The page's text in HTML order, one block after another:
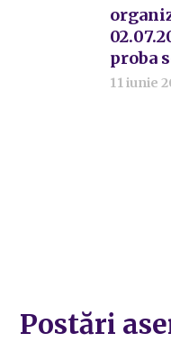
proba
11 iunie
Postări